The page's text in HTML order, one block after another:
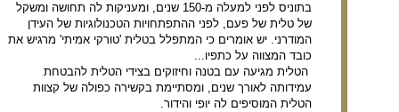
בתוניס לפני למעלה מ-150 שנים, ומעניקות לה תחושה ומשקל
של טלית של פעם, לפני ההתפתחויות הטכנולוגיות של העידן
המודרני. יש אומרים כי המתפלל בטלית 'טורקי אמיתי' מרגיש את
כובד המצווה על כתפיו...
הטלית מגיעה עם בטנה וחיזוקים בצידי הטלית להבטחת
עמידותה לאורך שנים, ומסתיימת בקשירה כפולה של קצוות
הטלית המוסיפים לה יופי והידור.